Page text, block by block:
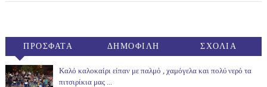
ΠΡΟΣΦΑΤΑ ΔΗΜΟΦΙΛΗ ΣΧΟΛΙΑ
Καλό καλοκαίρι είπαν με παλμό , χαμόγελα και πολύ νερό τα
πιτσιρίκια μας ...